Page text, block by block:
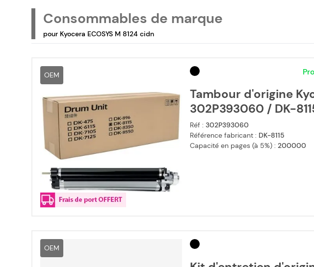
Consommables de marque
pour Kyocera ECOSYS M 8124 cidn
OEM
Tambour d'origine
302P393060 / DK-
Réf : 302P393060
Référence fabricant : DK-8115
Capacité en pages (à 5%) : 200000
OEM